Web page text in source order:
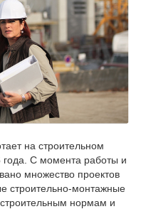
на строительном
С момента работы и
множество проектов
строительно-монтажные
строительным нормам и